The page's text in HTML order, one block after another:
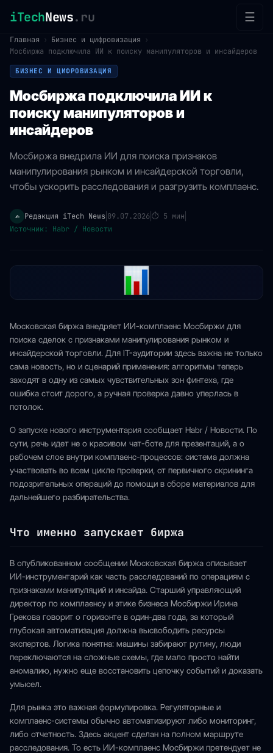
iTechNews.ru ☰
Главная › Бизнес и цифровизация
›
Мосбиржа подключила ИИ к поиску манипуляторов и инсайдеров
БИЗНЕС И ЦИФРОВИЗАЦИЯ
Мосбиржа подключила ИИ к
поиску манипуляторов и
инсайдеров
Мосбиржа внедрила ИИ для поиска признаков
манипулирования рынком и инсайдерской торговли,
чтобы ускорить расследования и разгрузить комплаенс.
✍️ Редакция iTech News 09.07.2026⏱ 5 мин
Источник: Habr / Новости
Московская биржа внедряет ИИ-комплаенс Мосбиржи для
поиска сделок с признаками манипулирования рынком и
инсайдерской торговли. Для IT-аудитории здесь важна не только
сама новость, но и сценарий применения: алгоритмы теперь
заходят в одну из самых чувствительных зон финтеха, где
ошибка стоит дорого, а ручная проверка давно уперлась в
потолок.
О запуске нового инструментария сообщает Habr / Новости. По
сути, речь идет не о красивом чат-боте для презентаций, а о
рабочем слое внутри комплаенс-процессов: система должна
участвовать во всем цикле проверки, от первичного скрининга
подозрительных операций до помощи в сборе материалов для
дальнейшего разбирательства.
Что именно запускает биржа
В опубликованном сообщении Московская биржа описывает
ИИ-инструментарий как часть расследований по операциям с
признаками манипуляций и инсайда. Старший управляющий
директор по комплаенсу и этике бизнеса Мосбиржи Ирина
Грекова говорит о горизонте в один-два года, за который
глубокая автоматизация должна высвободить ресурсы
экспертов. Логика понятна: машины забирают рутину, люди
переключаются на сложные схемы, где мало просто найти
аномалию, нужно еще восстановить цепочку событий и доказать
умысел.
Для рынка это важная формулировка. Регуляторные и
комплаенс-системы обычно автоматизируют либо мониторинг,
либо отчетность. Здесь акцент сделан на полном маршруте
расследования. То есть ИИ-комплаенс Мосбиржи претендует не